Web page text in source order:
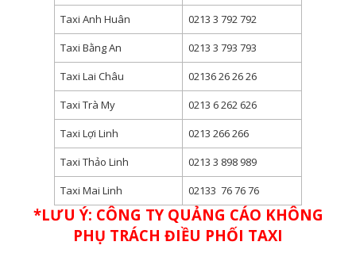
Taxi Anh Huân
0213 3 792 792
Taxi Bằng An
0213 3 793 793
Taxi Lai Châu
02136 26 26 26
Taxi Trà My
0213 6 262 626
Taxi Lợi Linh
0213 266 266
Taxi Thảo Linh
0213 3 898 989
Taxi Mai Linh
02133 76 76 76
*LƯU Ý: CÔNG TY QUẢNG CÁO KHÔNG
PHỤ TRÁCH ĐIỀU PHỐI TAXI